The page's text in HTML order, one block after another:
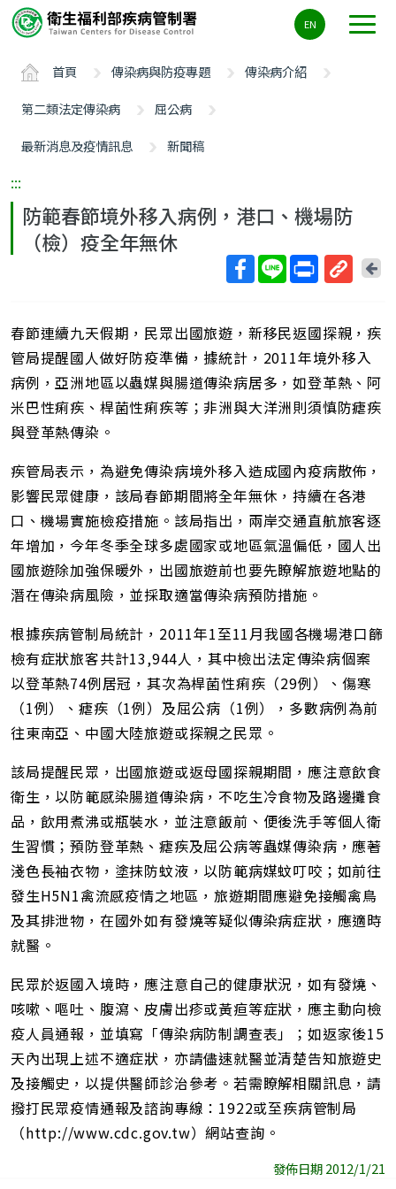
要
ALT+C
EN
首頁 傳染病與防疫專題
傳染病介紹
第二類法定傳染病
屈公病
最新消息及疫情訊息
新聞稿
:::
防範春節境外移入病例，港口、機場防
（檢）疫全年無休
短
網
址
回
頁
春節連續九天假期，民眾出國旅遊，新移民返國探親，疾
管局提醒國人做好防疫準備，據統計，2011年境外移入
病例，亞洲地區以蟲媒與腸道傳染病居多，如登革熱、阿
米巴性痢疾、桿菌性痢疾等；非洲與大洋洲則須慎防瘧疾
與登革熱傳染。
疾管局表示，為避免傳染病境外移入造成國內疫病散佈，
影響民眾健康，該局春節期間將全年無休，持續在各港
口、機場實施檢疫措施。該局指出，兩岸交通直航旅客逐
年增加，今年冬季全球多處國家或地區氣溫偏低，國人出
國旅遊除加強保暖外，出國旅遊前也要先瞭解旅遊地點的
潛在傳染病風險，並採取適當傳染病預防措施。
根據疾病管制局統計，2011年1至11月我國各機場港口篩
檢有症狀旅客共計13,944人，其中檢出法定傳染病個案
以登革熱74例居冠，其次為桿菌性痢疾（29例）、傷寒
（1例）、瘧疾（1例）及屈公病（1例），多數病例為前
往東南亞、中國大陸旅遊或探親之民眾。
該局提醒民眾，出國旅遊或返母國探親期間，應注意飲食
衛生，以防範感染腸道傳染病，不吃生冷食物及路邊攤食
品，飲用煮沸或瓶裝水，並注意飯前、便後洗手等個人衛
生習慣；預防登革熱、瘧疾及屈公病等蟲媒傳染病，應著
淺色長袖衣物，塗抹防蚊液，以防範病媒蚊叮咬；如前往
發生H5N1禽流感疫情之地區，旅遊期間應避免接觸禽鳥
及其排泄物，在國外如有發燒等疑似傳染病症狀，應適時
就醫。
民眾於返國入境時，應注意自己的健康狀況，如有發燒、
咳嗽、嘔吐、腹瀉、皮膚出疹或黃疸等症狀，應主動向檢
疫人員通報，並填寫「傳染病防制調查表」；如返家後15
天內出現上述不適症狀，亦請儘速就醫並清楚告知旅遊史
及接觸史，以提供醫師診治參考。若需瞭解相關訊息，請
撥打民眾疫情通報及諮詢專線：1922或至疾病管制局
（http://www.cdc.gov.tw）網站查詢。
發佈日期 2012/1/21